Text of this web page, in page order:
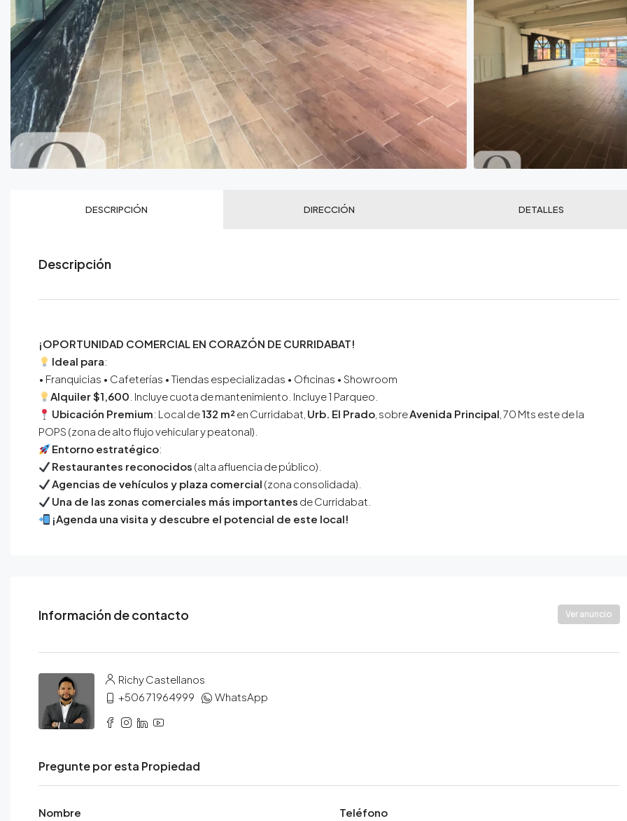
DESCRIPCIÓN DIRECCIÓN DETALLES
Descripción
¡OPORTUNIDAD COMERCIAL EN CORAZÓN DE CURRIDABAT!
Ideal para:
• Franquicias • Cafeterías • Tiendas especializadas • Oficinas • Showroom
Alquiler $1,600 . Incluye cuota de mantenimiento. Incluye 1 Parqueo.
Ubicación Premium: Local de132 m²en Curridabat, Urb. El Prado , sobreAvenida Principal , 70 Mts este de la
POPS (zona de alto flujo vehicular y peatonal).
Entorno estratégico:
Restaurantes reconocidos (alta afluencia de público).
Agencias de vehículos y plaza comercial (zona consolidada).
Una de las zonas comerciales más importantes de Curridabat.
¡Agenda una visita y descubre el potencial de este local!
Información de contacto Ver anuncio
Richy Castellanos
+506 71964999
WhatsApp
Pregunte por esta Propiedad
Nombre Teléfono